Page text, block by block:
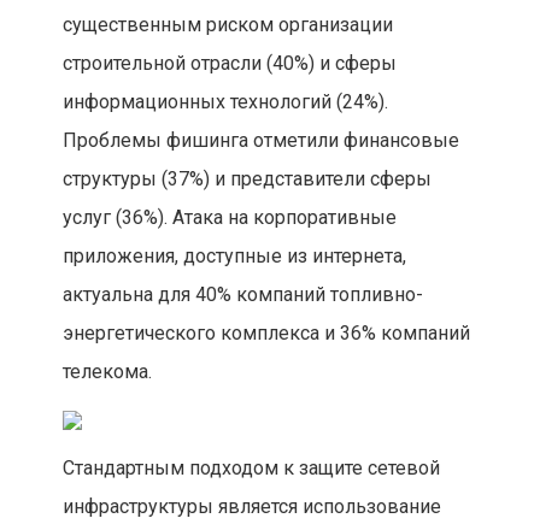
существенным риском организации
строительной отрасли (40%) и сферы
информационных технологий (24%).
Проблемы фишинга отметили финансовые
структуры (37%) и представители сферы
услуг (36%). Атака на корпоративные
приложения, доступные из интернета,
актуальна для 40% компаний топливно-
энергетического комплекса и 36% компаний
телекома.
Стандартным подходом к защите сетевой
инфраструктуры является использование